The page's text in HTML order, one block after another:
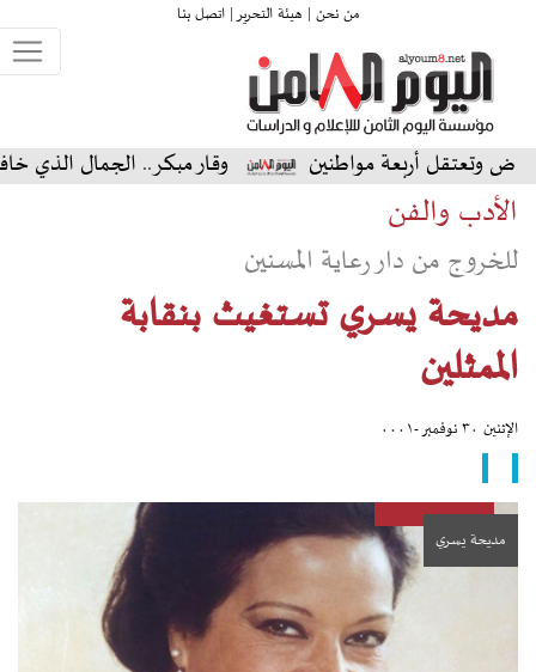
من نحن | هيئة التحرير |اتصل بنا
مواطنين وقار مبكر.. الجمال الذي خافت منه النساء
الأدب والفن
للخروج من دار رعاية المسنين
مديحة يسري تستغيث بنقابة
الممثلين
الإثنين ٣٠ نوفمبر -٠٠٠١
مديحة يسري